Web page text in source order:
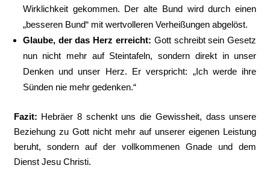
Wirklichkeit gekommen. Der alte Bund wird durch einen
„besseren Bund“ mit wertvolleren Verheißungen abgelöst.
Glaube, der das Herz erreicht: Gott schreibt sein Gesetz
nun nicht mehr auf Steintafeln, sondern direkt in unser
Denken und unser Herz. Er verspricht: „Ich werde ihre
Sünden nie mehr gedenken.“
Fazit: Hebräer 8 schenkt uns die Gewissheit, dass unsere
Beziehung zu Gott nicht mehr auf unserer eigenen Leistung
beruht, sondern auf der vollkommenen Gnade und dem
Dienst Jesu Christi.